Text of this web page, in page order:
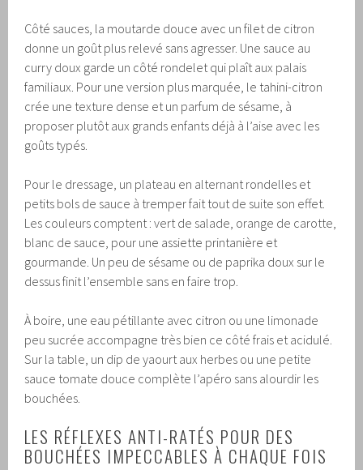
Côté sauces, la moutarde douce avec un filet de citron
donne un goût plus relevé sans agresser. Une sauce au
curry doux garde un côté rondelet qui plaît aux palais
familiaux. Pour une version plus marquée, le tahini-citron
crée une texture dense et un parfum de sésame, à
proposer plutôt aux grands enfants déjà à l’aise avec les
goûts typés.
Pour le dressage, un plateau en alternant rondelles et
petits bols de sauce à tremper fait tout de suite son effet.
Les couleurs comptent : vert de salade, orange de carotte,
blanc de sauce, pour une assiette printanière et
gourmande. Un peu de sésame ou de paprika doux sur le
dessus finit l’ensemble sans en faire trop.
À boire, une eau pétillante avec citron ou une limonade
peu sucrée accompagne très bien ce côté frais et acidulé.
Sur la table, un dip de yaourt aux herbes ou une petite
sauce tomate douce complète l’apéro sans alourdir les
bouchées.
LES RÉFLEXES ANTI-RATÉS POUR DES
BOUCHÉES IMPECCABLES À CHAQUE FOIS